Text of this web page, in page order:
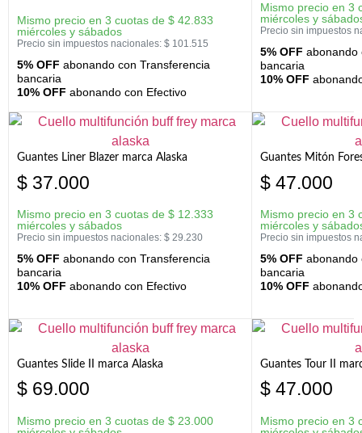
Mismo precio en 3 cuotas de $ 42.833
miércoles y sábados
Precio sin impuestos nacionales: $ 101.515
5% OFF abonando con Transferencia
bancaria
10% OFF abonando con Efectivo
Mismo precio en 3
miércoles y
Precio sin impuestos
5% OFF abonando
bancaria
10% OFF
Guantes Liner Blazer marca Alaska
$ 37.000
Mismo precio en 3 cuotas de $ 12.333
miércoles y sábados
Precio sin impuestos nacionales: $ 29.230
5% OFF abonando con Transferencia
bancaria
10% OFF abonando con Efectivo
Guantes Mitón
$ 47.000
Mismo precio en 3
miércoles y
Precio sin impuestos
5% OFF abonando
bancaria
10% OFF
Guantes Slide II marca Alaska
$ 69.000
Mismo precio en 3 cuotas de $ 23.000
Guantes Tour II
$ 47.000
Mismo precio en 3